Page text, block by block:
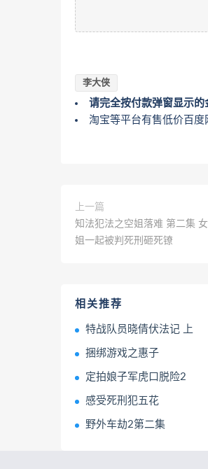
李大侠
请完全按付款弹窗显示的
淘宝等平台有售低价百
上一篇
知法犯法之空姐落难 第二集
姐一起被判死刑砸死镣
相关推荐
特战队员晓倩伏法记 上
捆绑游戏之惠子
定拍娘子军虎口脱险2
感受死刑犯五花
野外车劫2第二集